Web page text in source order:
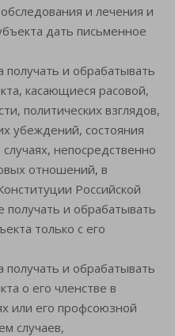
и лечения и
дать письменное
и обрабатывать
касающиеся расовой,
политических взглядов,
убеждений, состояния
непосредственно
отношений, в
Российской
и обрабатывать
только с его
и обрабатывать
о его членстве в
или его профсоюзной
случаев,